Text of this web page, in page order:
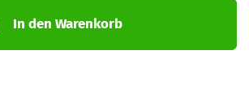
In den Warenkorb